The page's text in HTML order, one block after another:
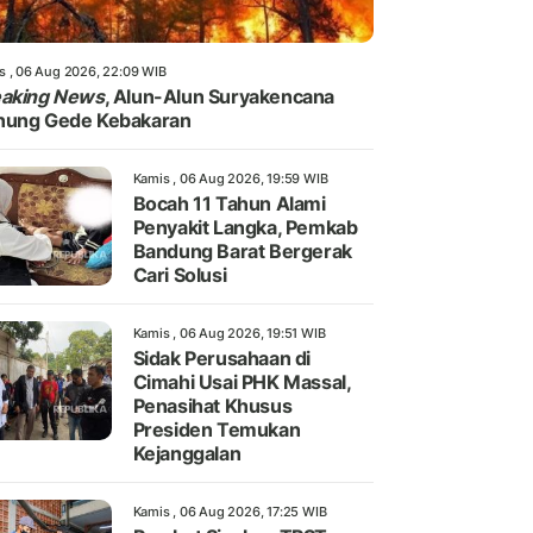
, 06 Aug 2026, 22:09 WIB
News, Alun-Alun Suryakencana
Gede Kebakaran
Kamis , 06 Aug 2026, 19:59 WIB
Bocah 11 Tahun Alami
Penyakit Langka, Pemkab
Bandung Barat Bergerak
Cari Solusi
Kamis , 06 Aug 2026, 19:51 WIB
Sidak Perusahaan di
Cimahi Usai PHK Massal,
Penasihat Khusus
Presiden Temukan
Kejanggalan
Kamis , 06 Aug 2026, 17:25 WIB